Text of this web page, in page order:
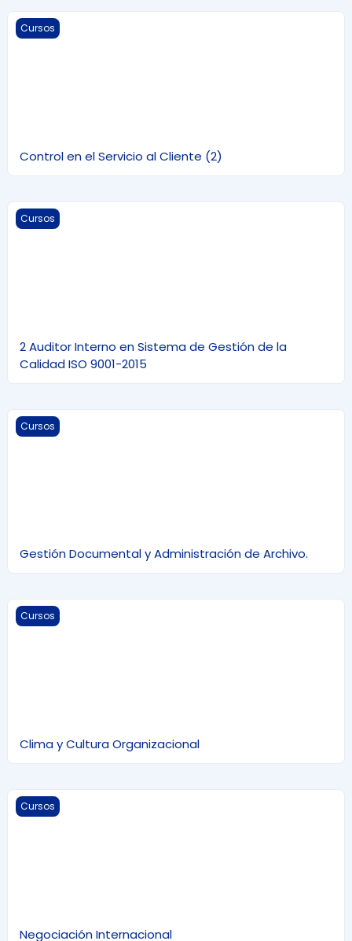
Control en el Servicio al Cliente (2)
Cursos
Control en el Servicio al Cliente (2)
2 Auditor Interno en Sistema de Gestión de la Calidad ISO
Cursos
2 Auditor Interno en Sistema de Gestión de la
Calidad ISO 9001-2015
Gestión Documental y Administración de Archivo.
Cursos
Gestión Documental y Administración de Archivo.
Clima y Cultura Organizacional
Cursos
Clima y Cultura Organizacional
Negociación Internacional
Cursos
Negociación Internacional